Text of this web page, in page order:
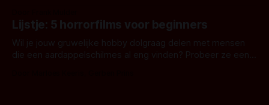
Amsterdamned of The Johnsons. Maar Nederlandse horror
is niet beperkt tot films. Hier een aantal Nederlandse tv-
series uit het duistere of horrorgenre. Als
Lijstje: 5 horrorfilms voor beginners
Wil je jouw gruwelijke hobby dolgraag delen met mensen
die een aardappelschilmes al eng vinden? Probeer ze eens